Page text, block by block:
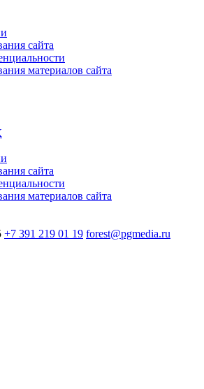
сайта
материалов сайта
сайта
материалов сайта
+7 391 219 01 19 forest@pgmedia.ru